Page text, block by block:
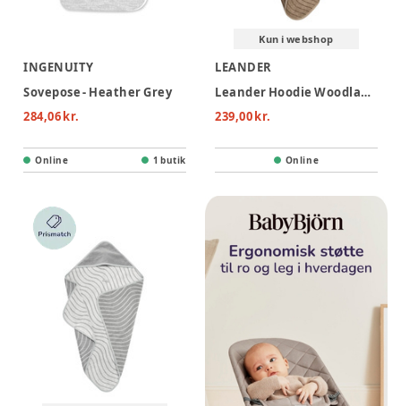
INGENUITY
Sovepose - Heather Grey
284,06 kr.
Online 1 butik
Kun i webshop
LEANDER
Leander Hoodie Woodland Håndklæde - Mocca
239,00 kr.
Online